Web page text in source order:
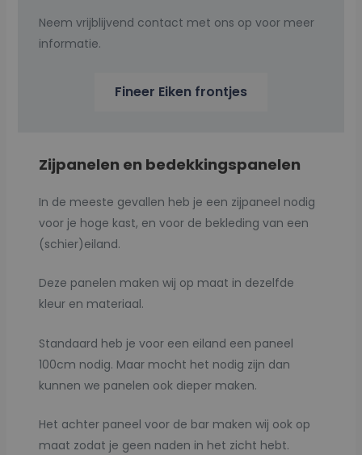
Neem vrijblijvend contact met ons op voor meer
informatie.
Fineer Eiken frontjes
Zijpanelen en bedekkingspanelen
In de meeste gevallen heb je een zijpaneel nodig
voor je hoge kast, en voor de bekleding van een
(schier)eiland.
Deze panelen maken wij op maat in dezelfde
kleur en materiaal.
Standaard heb je voor een eiland een paneel
100cm nodig. Maar mocht het nodig zijn dan
kunnen we panelen ook dieper maken.
Het achter paneel voor de bar maken wij ook op
maat zodat je geen naden in het zicht hebt.